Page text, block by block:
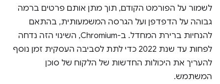
לשמור על הפורמט הקודם, תוך מתן אותם פרטים ברמה
גבוהה על הדפדפן ועל הגרסה המשמעותית, בהתאם
להנחיות ברירת המחדל. ב-Chromium, השינוי הזה נדחה
לפחות עד שנת 2022 כדי לתת לסביבה העסקית זמן נוסף
להעריך את היכולות החדשות של הלקוח של סוכן
המשתמש.